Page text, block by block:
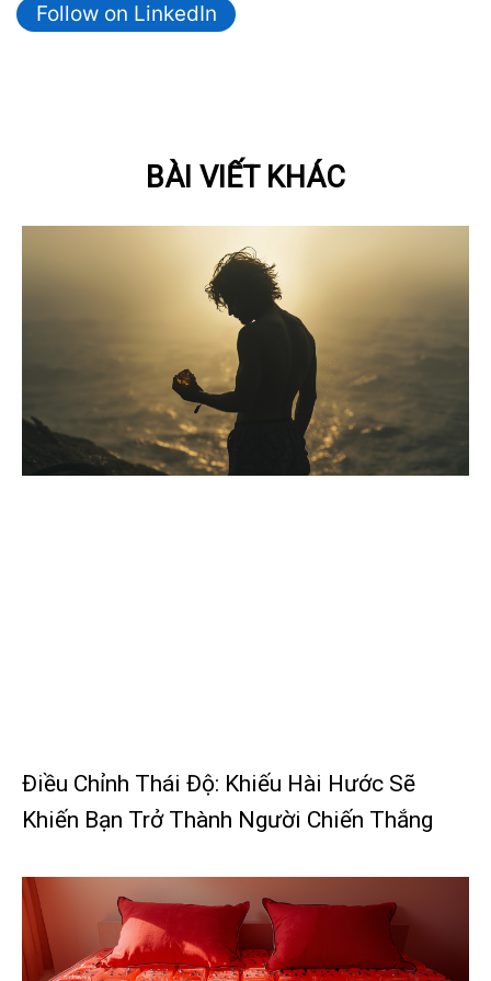
Follow on LinkedIn
BÀI VIẾT KHÁC
Điều Chỉnh Thái Độ: Khiếu Hài Hước Sẽ
Khiến Bạn Trở Thành Người Chiến Thắng